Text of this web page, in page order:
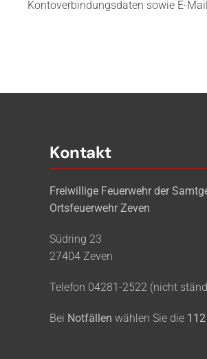
Kontoverbindungsdaten sowie E-
Kontakt
Freiwillige Feuerwehr der
Ortsfeuerwehr Zeven
Südring 23
27404 Zeven
Telefon 04281-2522 (nicht
Bei Notfällen wählen Sie die 112